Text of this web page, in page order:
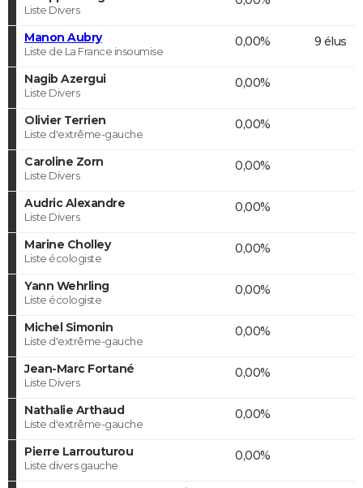
Liste Divers
Manon Aubry
Liste de La France insoumise
0,00% 9 élus
Nagib Azergui
Liste Divers
0,00%
Olivier Terrien
Liste d'extrême-gauche
0,00%
Caroline Zorn
Liste Divers
0,00%
Audric Alexandre
Liste Divers
0,00%
Marine Cholley
Liste écologiste
0,00%
Yann Wehrling
Liste écologiste
0,00%
Michel Simonin
Liste d'extrême-gauche
0,00%
Jean-Marc Fortané
Liste Divers
0,00%
Nathalie Arthaud
Liste d'extrême-gauche
0,00%
Pierre Larrouturou
Liste divers gauche
0,00%